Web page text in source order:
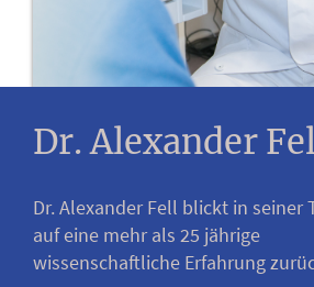
Dr. Alexander
Dr. Alexander Fell blickt in seiner
auf eine mehr als 25 jährige
wissenschaftliche Erfahrung